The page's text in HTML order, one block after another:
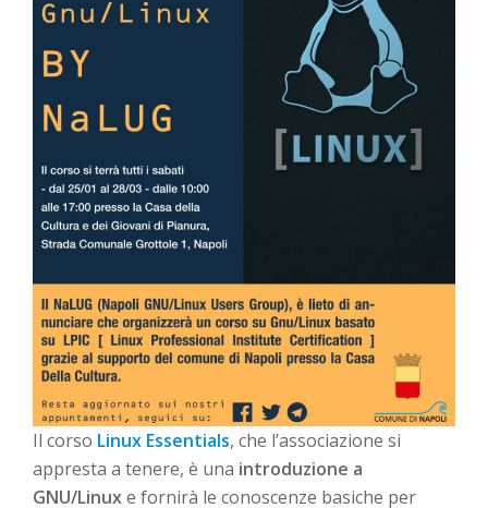
Il corso Linux Essentials, che l’associazione si
appresta a tenere, è una introduzione a
GNU/Linuxe fornirà le conoscenze basiche per